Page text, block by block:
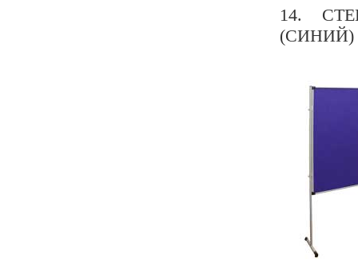
14.
(СИНИЙ)